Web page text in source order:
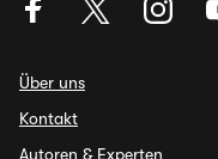
Über uns
Kontakt
Autoren & Experten